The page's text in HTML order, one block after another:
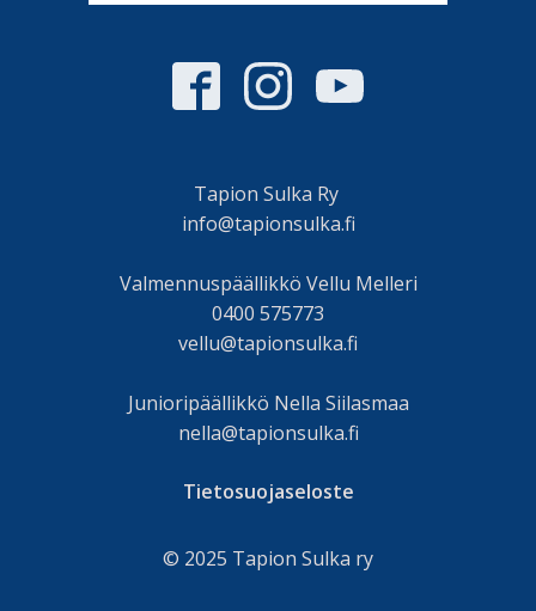
Tapion Sulka Ry
info@tapionsulka.fi
Valmennuspäällikkö Vellu Melleri
0400 575773
vellu@tapionsulka.fi
Junioripäällikkö Nella Siilasmaa
nella@tapionsulka.fi
Tietosuojaseloste
© 2025 Tapion Sulka ry